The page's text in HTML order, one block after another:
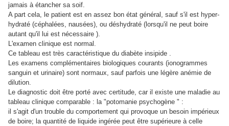
jamais à étancher sa soif.
A part cela, le patient est en assez bon état général, sauf s'il est hyper-
hydraté (céphalées, nausées), ou déshydraté (lorsqu'il ne peut boire
autant qu'il lui est nécessaire ).
L'examen clinique est normal.
Ce tableau est très caractéristique du diabète insipide .
Les examens complémentaires biologiques courants (ionogrammes
sanguin et urinaire) sont normaux, sauf parfois une légère anémie de
dilution.
Le diagnostic doit être porté avec certitude, car il existe une maladie au
tableau clinique comparable : la "potomanie psychogène " :
il s'agit d'un trouble du comportement qui provoque un besoin impérieux
de boire; la quantité de liquide ingérée peut être supérieure à celle